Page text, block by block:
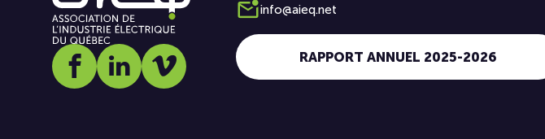
Social media link icon-facebook
Social media link icon-linkedin
Social media link icon-vimeo
info@aieq.net
RAPPORT ANNUEL 2025-2026